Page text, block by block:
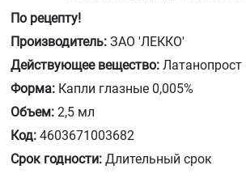
По рецепту!
Производитель: ЗАО 'ЛЕККО'
Действующее вещество: Латанопрост
Форма: Капли глазные 0,005%
Объем: 2,5 мл
Код: 4603671003682
Срок годности: Длительный срок